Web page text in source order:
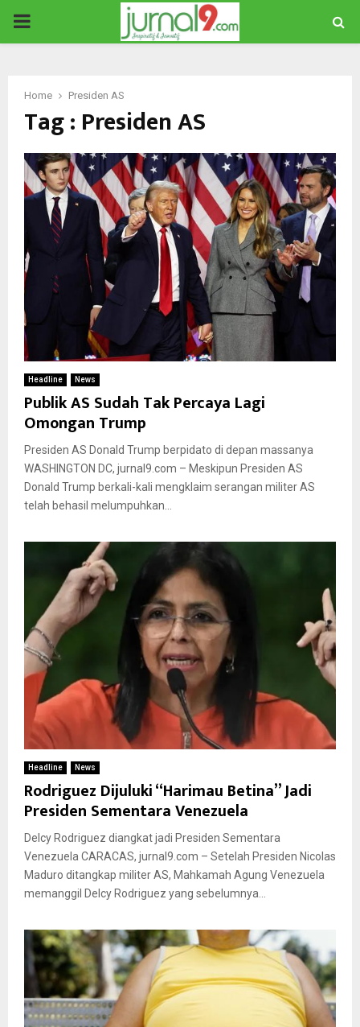
PRIMARY
Home Presiden AS
Tag : Presiden AS
Headline News
Publik AS Sudah Tak Percaya Lagi
Omongan Trump
Presiden AS Donald Trump berpidato di depan massanya
WASHINGTON DC, jurnal9.com – Meskipun Presiden AS
Donald Trump berkali-kali mengklaim serangan militer AS
telah behasil melumpuhkan...
Headline News
Rodriguez Dijuluki “Harimau Betina” Jadi
Presiden Sementara Venezuela
Delcy Rodriguez diangkat jadi Presiden Sementara
Venezuela CARACAS, jurnal9.com – Setelah Presiden Nicolas
Maduro ditangkap militer AS, Mahkamah Agung Venezuela
memanggil Delcy Rodriguez yang sebelumnya...